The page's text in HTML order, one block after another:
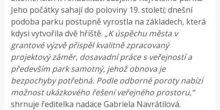
Jeho počátky sahají do poloviny 19. století; dnešní
podoba parku postupně vyrostla na základech, která
kdysi vytvořila dvě hřiště. „K úspěchu města v
grantové výzvě přispěl kvalitně zpracovaný
projektový záměr, dosavadní práce s veřejností a
především park samotný, jehož obnova je
bezpochyby potřebná. Podle odborné poroty nabízí
možnost ukázkového řešení veřejného prostoru,“
shrnuje ředitelka nadace Gabriela Navrátilová.